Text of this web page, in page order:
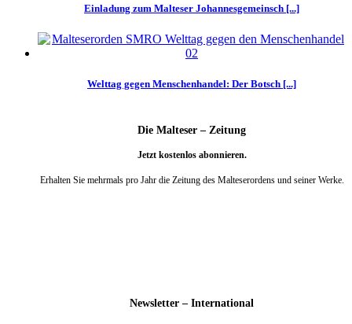
Einladung zum Malteser Johannesgemeinsch [...]
Welttag gegen Menschenhandel: Der Botsch [...]
Die Malteser – Zeitung
Jetzt kostenlos abonnieren.
Erhalten Sie mehrmals pro Jahr die Zeitung des Malteserordens und seiner Werke.
Newsletter – International